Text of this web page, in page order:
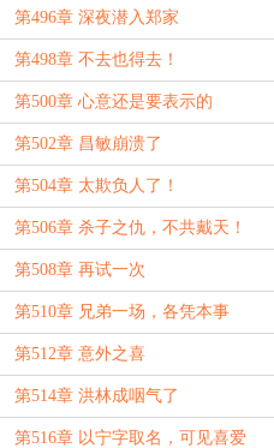
第496章 深夜潜入郑家
第498章 不去也得去！
第500章 心意还是要表示的
第502章 昌敏崩溃了
第504章 太欺负人了！
第506章 杀子之仇，不共戴天！
第508章 再试一次
第510章 兄弟一场，各凭本事
第512章 意外之喜
第514章 洪林成咽气了
第516章 以宁字取名，可见喜爱